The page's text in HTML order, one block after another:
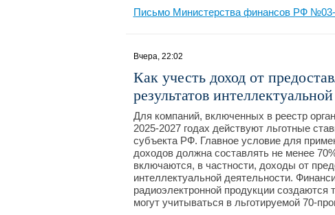
Письмо Министерства финансов РФ №03-
Вчера, 22:02
Как учесть доход от
результатов
Для компаний, включенных в реестр
2025-2027 годах действуют льготные
субъекта РФ. Главное условие для
доходов должна составлять не менее
включаются, в частности, доходы от
интеллектуальной деятельности.
радиоэлектронной продукции создаются
могут учитываться в льготируемой 70-